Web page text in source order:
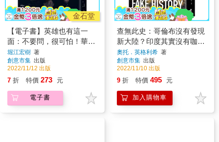
金石堂
【電子書】英雄也有這一
面：不要問，很可怕！華盛
頓拔黑奴牙齒做假牙？愛迪
生跟鬼講電話？33個讓你睡
不好的歷史顫慄真相
堀江宏樹 著
創意市集 出版
2022/11/12 出版
7 折 特價 273 元
電子書
查無此史：哥倫布沒有發現
新大陸？印度其實沒有咖
哩？西班牙人沒有滅掉阿茲
特克？深度尋訪歷史上最
「偉大」的謊言與真實
奧托．英格利希 著
創意市集 出版
2022/11/10 出版
9 折 特價 495 元
加入購物車